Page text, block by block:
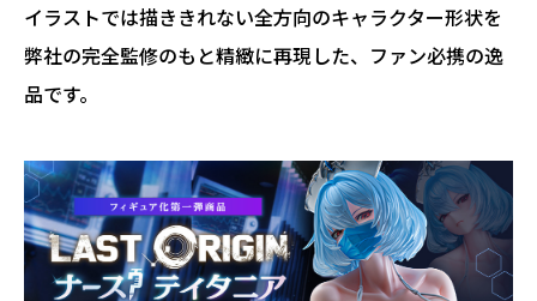
イラストでは描ききれない全方向のキャラクター形状を
弊社の完全監修のもと精緻に再現した、ファン必携の逸
品です。